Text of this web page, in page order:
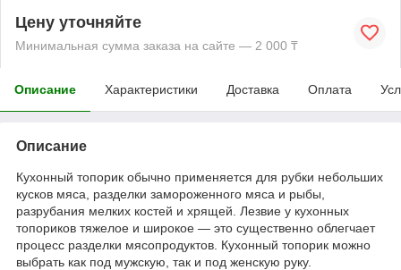
Цену уточняйте
Минимальная сумма заказа на сайте — 2 000 ₸
Описание Характеристики Доставка Оплата
Описание
Кухонный топорик обычно применяется для рубки небольших
кусков мяса, разделки замороженного мяса и рыбы,
разрубания мелких костей и хрящей. Лезвие у кухонных
топориков тяжелое и широкое — это существенно облегчает
процесс разделки мясопродуктов. Кухонный топорик можно
выбрать как под мужскую, так и под женскую руку.